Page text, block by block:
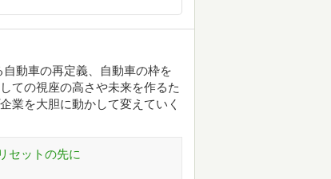
動車の再定義、自動車の枠を
ての視座の高さや未来を作るた
業を大胆に動かして変えていく
セットの先に